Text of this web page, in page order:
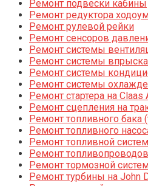
Ремонт подвески кабины
Ремонт редуктора
Ремонт рулевой рейки
Ремонт сенсоров
Ремонт системы
Ремонт системы впрыска
Ремонт системы
Ремонт системы
Ремонт стартера на Claas
Ремонт сцепления на
Ремонт топливного бака
Ремонт топливного
Ремонт топливной
Ремонт
Ремонт тормозной
Ремонт турбины на John